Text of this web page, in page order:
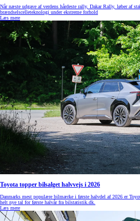
Når næste udgave af verdens hårdeste rally, Dakar Rally, løber af
brændselscelleteknologi under ekstreme forhold
Læs mere
Toyota topper bilsalget halvvejs i 2026
Danmarks mest populære bilmærke i første halvdel af 2026 er
helt nye tal for første halvår fra bilstatistik.dk.
Læs mere